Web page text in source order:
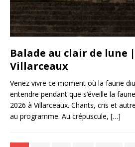
Balade au clair de lune
Villarceaux
Venez vivre ce moment où la faune
entendre pendant que s’éveille la
2026 à Villarceaux. Chants, cris et
au programme. Au crépuscule, […]